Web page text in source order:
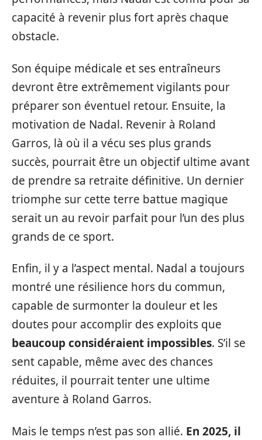
capacité à revenir plus fort après chaque
obstacle.
Son équipe médicale et ses entraîneurs
devront être extrêmement vigilants pour
préparer son éventuel retour. Ensuite, la
motivation de Nadal. Revenir à Roland
Garros, là où il a vécu ses plus grands
succès, pourrait être un objectif ultime avant
de prendre sa retraite définitive. Un dernier
triomphe sur cette terre battue magique
serait un au revoir parfait pour l’un des plus
grands de ce sport.
Enfin, il y a l’aspect mental. Nadal a toujours
montré une résilience hors du commun,
capable de surmonter la douleur et les
doutes pour accomplir des exploits que
beaucoup considéraient impossibles. S’il se
sent capable, même avec des chances
réduites, il pourrait tenter une ultime
aventure à Roland Garros.
Mais le temps n’est pas son allié. En 2025, il